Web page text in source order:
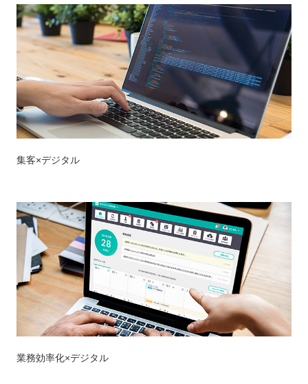
集客×デジタル
業務効率化×デジタル